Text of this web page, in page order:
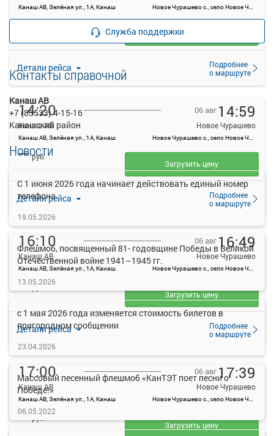
Канаш АВ, Зелёная ул., 1А, Канаш Новое Чурашево с., село Новое Чурашево, Россия
Детали рейса
Подробнее
о маршруте
—
Загрузить цену
14:20
Канаш АВ
Канаш АВ, Зелёная ул., 1А, Канаш
06 авг 14:59
Новое Чурашево
Новое Чурашево с., село Новое Чурашево, Россия
Детали рейса
Подробнее
о маршруте
— руб.
Загрузить цену
16:10
Канаш АВ
Канаш АВ, Зелёная ул., 1А, Канаш
06 авг 16:49
Новое Чурашево
Новое Чурашево с., село Новое Чурашево, Россия
Детали рейса
Подробнее
о маршруте
— руб.
Загрузить цену
17:00
Канаш АВ
Канаш АВ, Зелёная ул., 1А, Канаш
06 авг17:39
Новое Чурашево
Новое Чурашево с., село Новое Чурашево, Россия
—
Загрузить цену
Служба поддержки
Контакты справочной
Канаш АВ
+7 (83533) 4-15-16
Канашский район
Новости
C 1 июня 2026 года начинает действовать единый номер
телефона
19.05.2026
Флешмоб, посвященный 81- годовщине Победы в Великой
Отечественной войне 1941–1945 гг.
13.05.2026
с 1 мая 2026 года изменяется стоимость билетов в
пригородном сообщении
23.04.2026
Массовый песенный флешмоб «КанТЭТ поет песни о
Победе!»
06.05.2022